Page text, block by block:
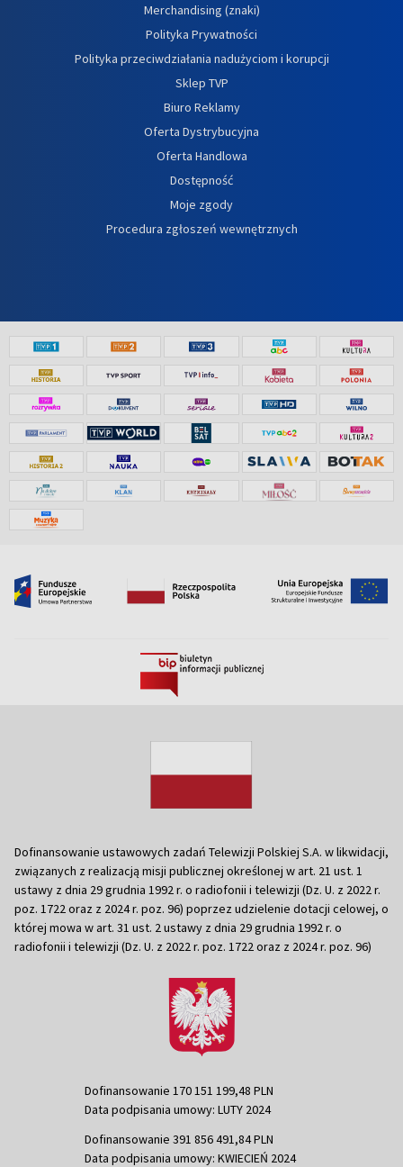
Merchandising (znaki)
Polityka Prywatności
Polityka przeciwdziałania nadużyciom i korupcji
Sklep TVP
Biuro Reklamy
Oferta Dystrybucyjna
Oferta Handlowa
Dostępność
Moje zgody
Procedura zgłoszeń wewnętrznych
Dofinansowanie ustawowych zadań Telewizji Polskiej S.A. w likwidacji,
związanych z realizacją misji publicznej określonej w art. 21 ust. 1
ustawy z dnia 29 grudnia 1992 r. o radiofonii i telewizji (Dz. U. z 2022 r.
poz. 1722 oraz z 2024 r. poz. 96) poprzez udzielenie dotacji celowej, o
której mowa w art. 31 ust. 2 ustawy z dnia 29 grudnia 1992 r. o
radiofonii i telewizji (Dz. U. z 2022 r. poz. 1722 oraz z 2024 r. poz. 96)
Dofinansowanie 170 151 199,48 PLN
Data podpisania umowy: LUTY 2024
Dofinansowanie 391 856 491,84 PLN
Data podpisania umowy: KWIECIEŃ 2024